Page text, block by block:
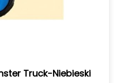
Truck-Niebieski